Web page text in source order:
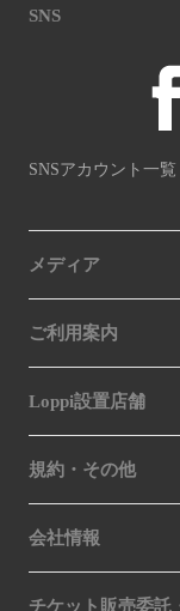
SNS
SNSアカウント一覧
メディア
ご利用案内
Loppi設置店舗
規約・その他
会社情報
チケット販売委託